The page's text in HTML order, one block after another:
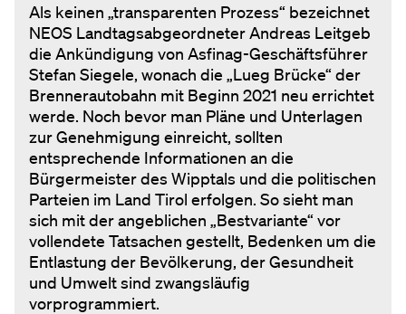
Als keinen „transparenten Prozess“ bezeichnet
NEOS Landtagsabgeordneter Andreas Leitgeb
die Ankündigung von Asfinag-Geschäftsführer
Stefan Siegele, wonach die „Lueg Brücke“ der
Brennerautobahn mit Beginn 2021 neu errichtet
werde. Noch bevor man Pläne und Unterlagen
zur Genehmigung einreicht, sollten
entsprechende Informationen an die
Bürgermeister des Wipptals und die politischen
Parteien im Land Tirol erfolgen. So sieht man
sich mit der angeblichen „Bestvariante“ vor
vollendete Tatsachen gestellt, Bedenken um die
Entlastung der Bevölkerung, der Gesundheit
und Umwelt sind zwangsläufig
vorprogrammiert.